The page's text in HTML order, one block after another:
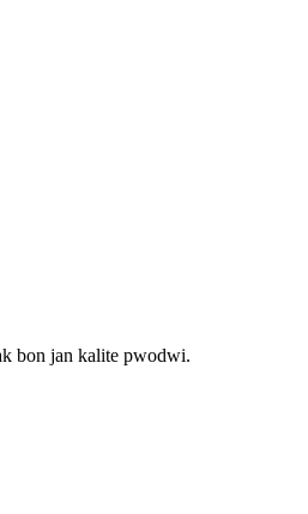
bon jan kalite pwodwi.